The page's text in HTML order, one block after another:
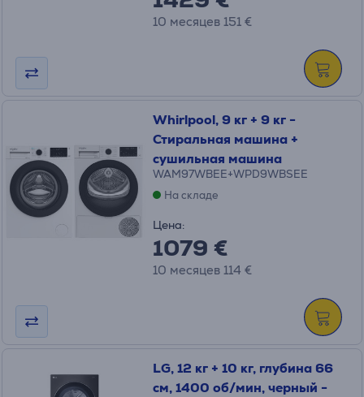
10 месяцев 151 €
Whirlpool, 9 кг + 9 кг -
Стиральная машина +
сушильная машина
WAM97WBEE+WPD9WBSEE
На складе
Цена:
1079 €
10 месяцев 114 €
LG, 12 кг + 10 кг, глубина 66
см, 1400 об/мин, черный -